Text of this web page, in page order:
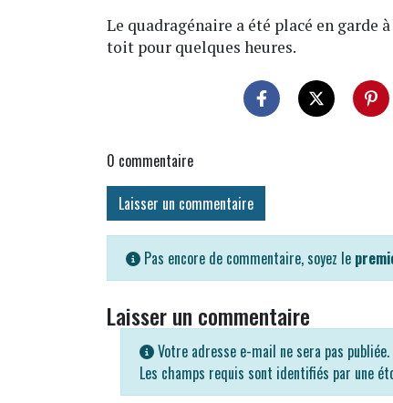
Le quadragénaire a été placé en garde
toit pour quelques heures.
0 commentaire
Laisser un commentaire
Pas encore de commentaire, soyez le
Laisser un commentaire
Votre adresse e-mail ne sera pas publiée.
Les champs requis sont identifiés par une